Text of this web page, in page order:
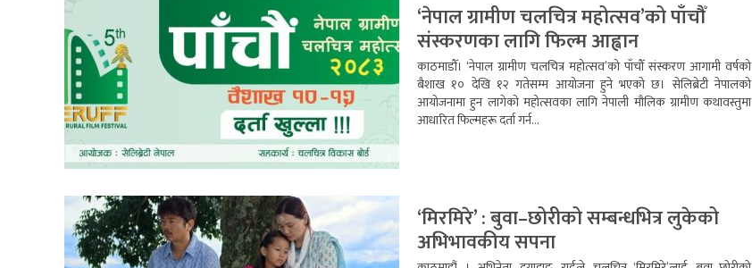
‘नेपाल ग्रामीण चलचित्र महोत्सव’को पाँचौँ
संस्करणका लागि फिल्म आह्वान
काठमाडौँ। ‘नेपाल ग्रामीण चलचित्र महोत्सव’को पाँचौँ संस्करण आगामी वर्षको
बैशाख १० देखि १२ गतेसम्म आयोजना हुने भएको छ। सेलिब्रेटी नेपालको
आयोजनामा हुन लागेको महोत्सवका लागि नेपाली मौलिक ग्रामीण कथावस्तुमा
आधारित फिल्महरू दर्ता गर्न...
‘मिरमिरे’ : बुवा–छोरीको सम्बन्धभित्र लुकेको
अभिभावकीय सपना